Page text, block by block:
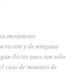
meramente
y de ninguna
ilícito pues tan sólo
caso de menores de